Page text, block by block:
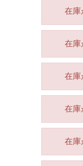
在庫
在庫
在庫
在庫
在庫